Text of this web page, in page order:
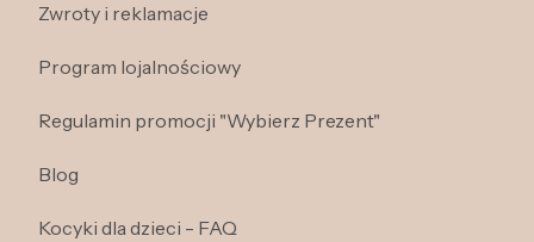
Zwroty i reklamacje
Program lojalnościowy
Regulamin promocji "Wybierz Prezent"
Blog
Kocyki dla dzieci - FAQ